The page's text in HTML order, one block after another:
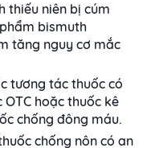
thiếu niên bị cúm
bismuth
tăng nguy cơ mắc
tương tác thuốc có
hoặc thuốc kê
chống đông máu.
chống nôn có an